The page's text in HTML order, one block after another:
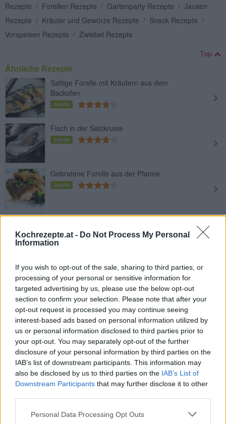
Kochrezepte.at - Do Not Process My Personal
Information
If you wish to opt-out of the sale, sharing to third parties, or
processing of your personal or sensitive information for
targeted advertising by us, please use the below opt-out
section to confirm your selection. Please note that after your
opt-out request is processed you may continue seeing
interest-based ads based on personal information utilized by
us or personal information disclosed to third parties prior to
your opt-out. You may separately opt-out of the further
disclosure of your personal information by third parties on the
IAB’s list of downstream participants. This information may
also be disclosed by us to third parties on the IAB’s List of
Downstream Participants that may further disclose it to other
Personal Data Processing Opt Outs
Rezepte / Forellen Rezepte / Gartenparty Rezepte / Jausen
Rezepte / Kräuter und Gewürze Rezepte / Snack Rezepte /
Vorspeisen Rezepte / Zwiebel Rezepte
Top
Ähnliche Rezepte
Saftige Forelle mit Kräutern aus dem
Backofen
Leicht
Fisch in der Salzkruste
Leicht
Gebratene Forelle aus der Pfanne
Leicht
Forelle mit Salzkartoffeln
Kärntner Seeforelle
Mittel
Forelle mit Speck
Leicht
Gebratene Forelle mit Butter und
Petersilie
Mittel
Bachforelle Müllerin
Leicht